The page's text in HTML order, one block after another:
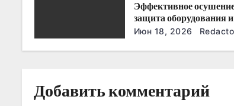
и
я
Эффективное
защита оборудования и
производства
Июн 18, 2026
Добавить комментарий